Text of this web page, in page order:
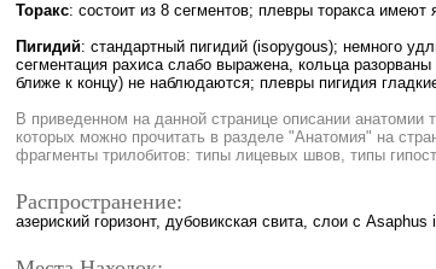
Торакс: состоит из 8 сегментов; плевры торакса
Пигидий: стандартный пигидий (isopygous); немного
сегментация рахиса слабо выражена, кольца
ближе к концу) не наблюдаются; плевры пигидия
В приведенном на данной странице описании
которых можно прочитать в разделе "Анатомия" на
фрагменты трилобитов: типы лицевых швов, типы
Распространение:
азериский горизонт, дубовикская свита, слои с